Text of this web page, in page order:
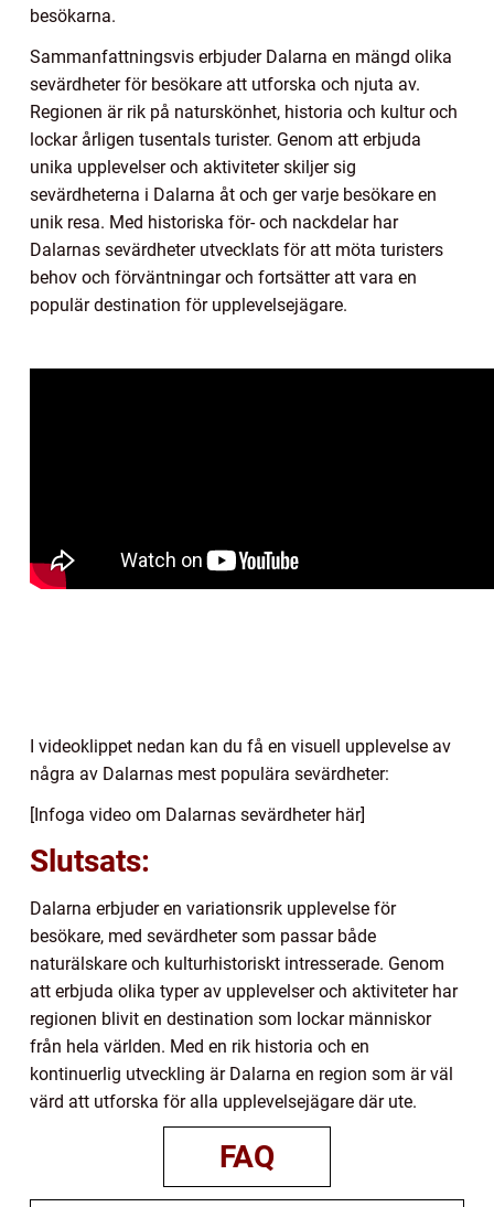
besökarna.
Sammanfattningsvis erbjuder Dalarna en mängd olika
sevärdheter för besökare att utforska och njuta av.
Regionen är rik på naturskönhet, historia och kultur och
lockar årligen tusentals turister. Genom att erbjuda
unika upplevelser och aktiviteter skiljer sig
sevärdheterna i Dalarna åt och ger varje besökare en
unik resa. Med historiska för- och nackdelar har
Dalarnas sevärdheter utvecklats för att möta turisters
behov och förväntningar och fortsätter att vara en
populär destination för upplevelsejägare.
I videoklippet nedan kan du få en visuell upplevelse av
några av Dalarnas mest populära sevärdheter:
[Infoga video om Dalarnas sevärdheter här]
Slutsats:
Dalarna erbjuder en variationsrik upplevelse för
besökare, med sevärdheter som passar både
naturälskare och kulturhistoriskt intresserade. Genom
att erbjuda olika typer av upplevelser och aktiviteter har
regionen blivit en destination som lockar människor
från hela världen. Med en rik historia och en
kontinuerlig utveckling är Dalarna en region som är väl
värd att utforska för alla upplevelsejägare där ute.
FAQ